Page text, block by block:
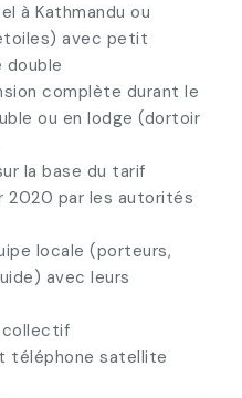
à Kathmandu ou
avec petit
double
complète durant le
ou en lodge (dortoir
la base du tarif
2020 par les autorités
locale (porteurs,
avec leurs
collectif
téléphone satellite